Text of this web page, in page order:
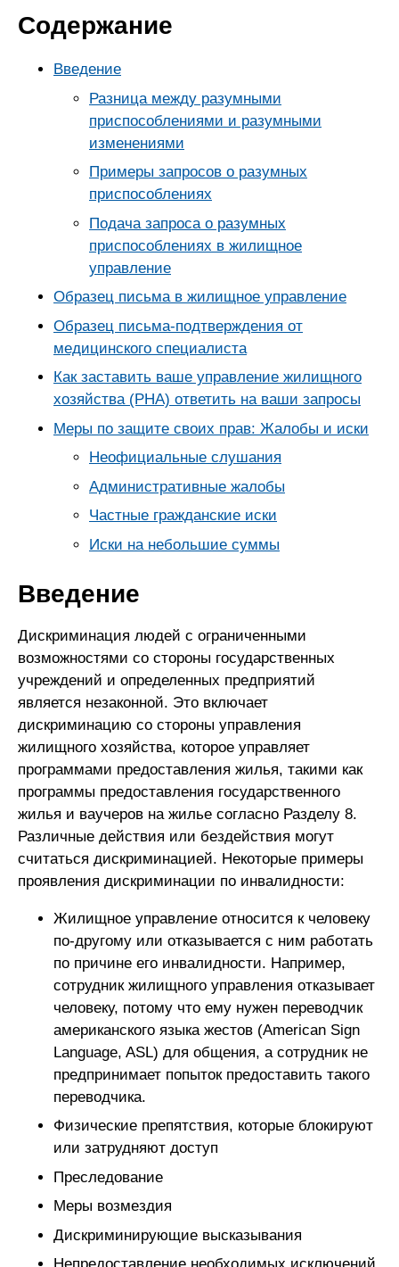
Содержание
Введение
Разница между разумными
приспособлениями и разумными
изменениями
Примеры запросов о разумных
приспособлениях
Подача запроса о разумных
приспособлениях в жилищное
управление
Образец письма в жилищное управление
Образец письма-подтверждения от
медицинского специалиста
Как заставить ваше управление жилищного
хозяйства (PHA) ответить на ваши запросы
Меры по защите своих прав: Жалобы и иски
Неофициальные слушания
Административные жалобы
Частные гражданские иски
Иски на небольшие суммы
Введение
Дискриминация людей с ограниченными
возможностями со стороны государственных
учреждений и определенных предприятий
является незаконной. Это включает
дискриминацию со стороны управления
жилищного хозяйства, которое управляет
программами предоставления жилья, такими как
программы предоставления государственного
жилья и ваучеров на жилье согласно Разделу 8.
Различные действия или бездействия могут
считаться дискриминацией. Некоторые примеры
проявления дискриминации по инвалидности:
Жилищное управление относится к человеку
по-другому или отказывается с ним работать
по причине его инвалидности. Например,
сотрудник жилищного управления отказывает
человеку, потому что ему нужен переводчик
американского языка жестов (American Sign
Language, ASL) для общения, а сотрудник не
предпринимает попыток предоставить такого
переводчика.
Физические препятствия, которые блокируют
или затрудняют доступ
Преследование
Меры возмездия
Дискриминирующие высказывания